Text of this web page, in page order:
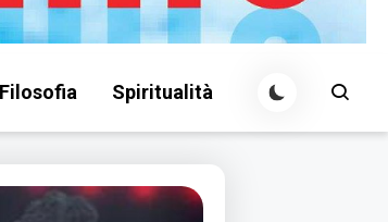
Filosofia Spiritualità